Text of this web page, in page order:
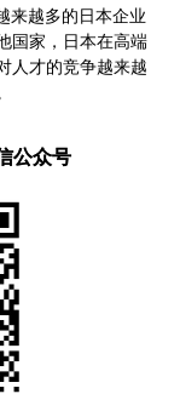
来越多的日本企业
国家，日本在高端
人才的竞争越来越
公众号